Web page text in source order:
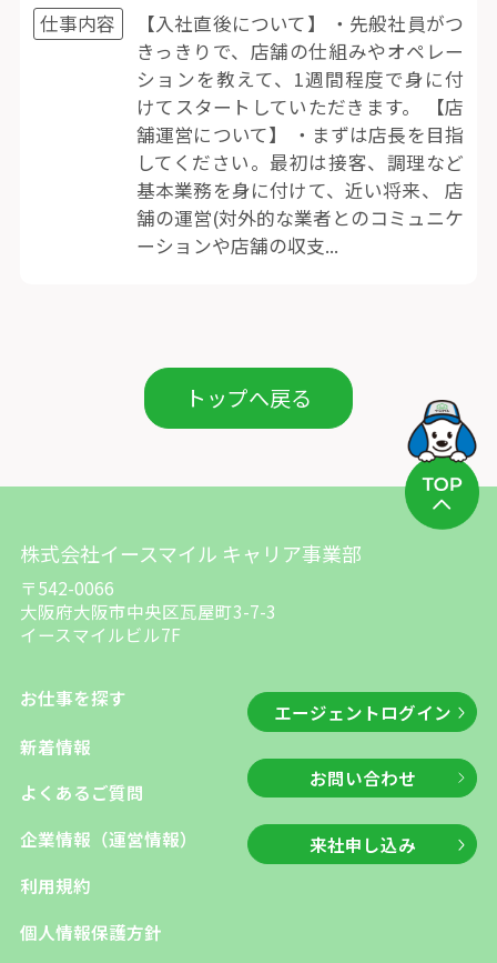
仕事内容
【入社直後について】 ・先般社員がつ
きっきりで、店舗の仕組みやオペレー
ションを教えて、1週間程度で身に付
けてスタートしていただきます。 【店
舗運営について】 ・まずは店長を目指
してください。最初は接客、調理など
基本業務を身に付けて、近い将来、 店
舗の運営(対外的な業者とのコミュニケ
ーションや店舗の収支...
トップへ戻る
株式会社イースマイル キャリア事業部
〒542-0066
大阪府大阪市中央区瓦屋町3-7-3
イースマイルビル7F
お仕事を探す
新着情報
よくあるご質問
企業情報（運営情報）
利用規約
個人情報保護方針
エージェントログイン
お問い合わせ
来社申し込み